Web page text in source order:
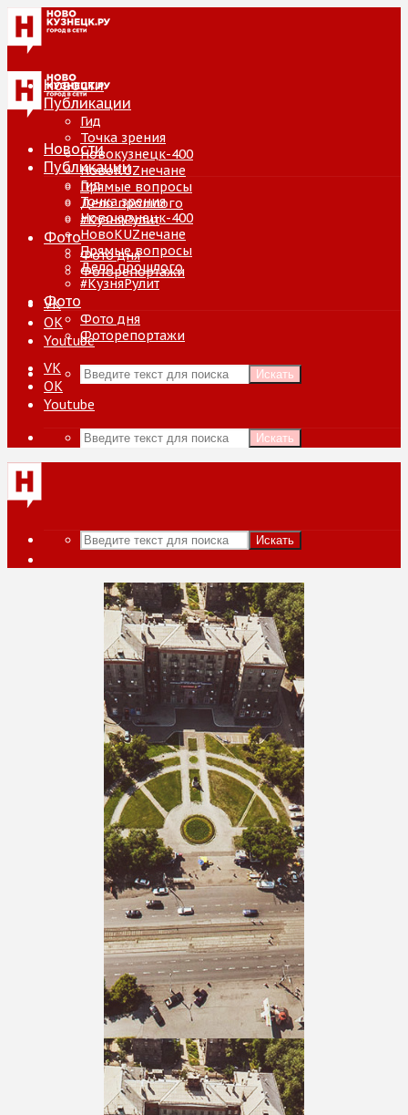
Новости
Публикации
Гид
Точка зрения
Новокузнецк-400
НовоKUZнечане
Прямые вопросы
Дело прошлого
#КузняРулит
Фото
Фото дня
Фоторепортажи
VK
ОК
Youtube
Искать
Новости
Публикации
Гид
Точка зрения
Новокузнецк-400
НовоKUZнечане
Прямые вопросы
Дело прошлого
#КузняРулит
Фото
Фото дня
Фоторепортажи
VK
ОК
Youtube
Искать
Искать